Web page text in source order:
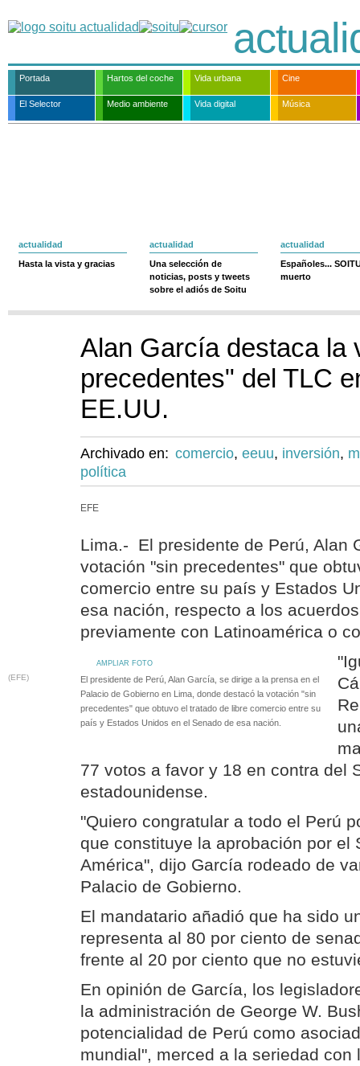
Portada Hartos del coche Vida urbana Cine
El Selector Medio ambiente Vida digital Música
actualidad
Hasta la vista y gracias
actualidad
Una selección de
noticias, posts y tweets
sobre el adiós de Soitu
actualidad
Españoles...
muerto
Alan García destaca la
precedentes" del TLC
EE.UU.
Archivado en: comercio, eeuu, inversión,
política
EFE
Lima.- El presidente de Perú, Alan
votación "sin precedentes" que
comercio entre su país y Estados
esa nación, respecto a los
previamente con Latinoamérica o
AMPLIAR FOTO
(EFE)
El presidente de Perú, Alan García, se dirige a la prensa en el
Palacio de Gobierno en Lima, donde destacó la votación "sin
precedentes" que obtuvo el tratado de libre comercio entre su
país y Estados Unidos en el Senado de esa nación.
77 votos a favor y 18 en contra del
estadounidense.
"Quiero congratular a todo el Perú
que constituye la aprobación por el
América", dijo García rodeado de
Palacio de Gobierno.
El mandatario añadió que ha sido
representa al 80 por ciento de
frente al 20 por ciento que no
En opinión de García, los
la administración de George W.
potencialidad de Perú como
mundial", merced a la seriedad con